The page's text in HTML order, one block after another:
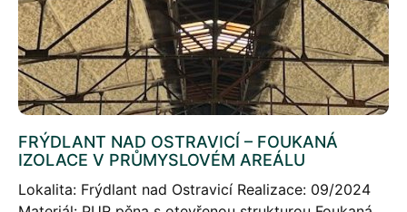
FRÝDLANT NAD OSTRAVICÍ – FOUKANÁ
IZOLACE V PRŮMYSLOVÉM AREÁLU
Lokalita: Frýdlant nad Ostravicí Realizace: 09/2024